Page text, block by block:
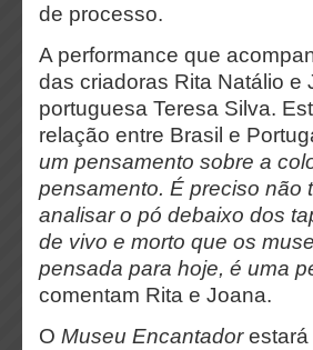
de processo.
A performance que
das criadoras Rita Natálio
portuguesa Teresa Silva.
relação entre Brasil e
um pensamento sobre a
pensamento. É preciso não
analisar o pó debaixo dos
de vivo e morto que os
pensada para hoje, é uma
comentam Rita e Joana.
O Museu Encantadorestará